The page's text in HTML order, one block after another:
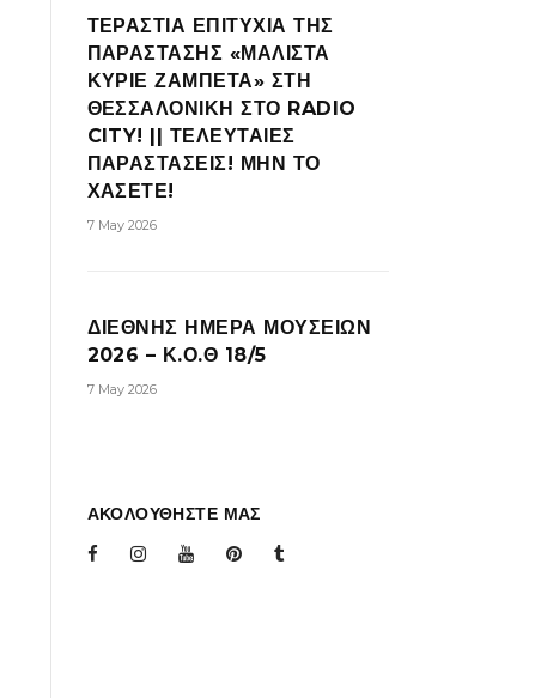
ΤΕΡΑΣΤΙΑ ΕΠΙΤΥΧΙΑ ΤΗΣ
ΠΑΡΑΣΤΑΣΗΣ «ΜΑΛΙΣΤΑ
ΚΥΡΙΕ ΖΑΜΠΕΤΑ» ΣΤΗ
ΘΕΣΣΑΛΟΝΙΚΗ ΣΤΟ RADIO
CITY! || ΤΕΛΕΥΤΑΙΕΣ
ΠΑΡΑΣΤΑΣΕΙΣ! ΜΗΝ ΤΟ
ΧΑΣΕΤΕ!
7 May 2026
ΔΙΕΘΝΗΣ ΗΜΕΡΑ ΜΟΥΣΕΙΩΝ
2026 – Κ.Ο.Θ 18/5
7 May 2026
ΑΚΟΛΟΥΘΗΣΤΕ ΜΑΣ